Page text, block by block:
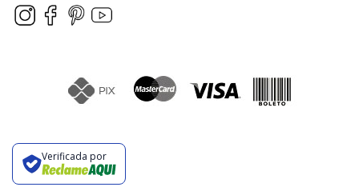
Verificada por